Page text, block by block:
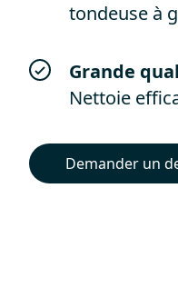
tondeuse à
Grande
Nettoie
Demander un